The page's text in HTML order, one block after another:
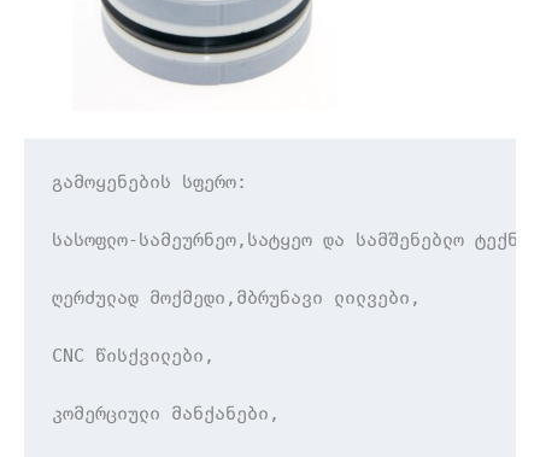
გამოყენების სფერო:
სასოფლო-სამეურნეო,სატყეო და სამშენებლო
ღერძულად მოქმედი,მბრუნავი ლილვები,
CNC წისქვილები,
კომერციული მანქანები,